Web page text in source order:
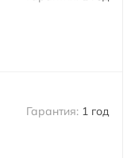
1 год